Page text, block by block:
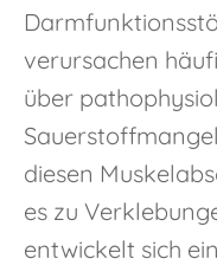
verursachen
über
diesen
es zu
entwickelt sich